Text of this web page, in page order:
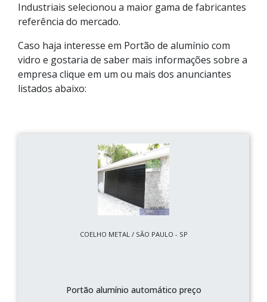
Industriais selecionou a maior gama de fabricantes
referência do mercado.
Caso haja interesse em Portão de alumínio com
vidro e gostaria de saber mais informações sobre a
empresa clique em um ou mais dos anunciantes
listados abaixo:
COELHO METAL / SÃO PAULO - SP
Portão alumínio automático preço